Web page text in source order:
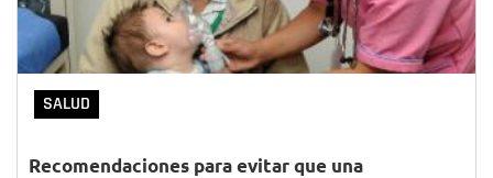
SALUD
Recomendaciones para evitar que una